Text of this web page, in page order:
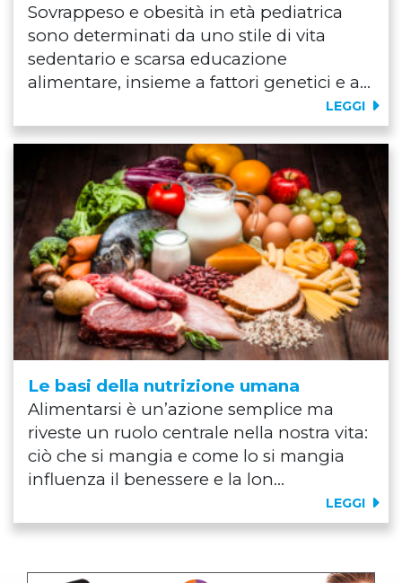
Sovrappeso e obesità in età pediatrica
sono determinati da uno stile di vita
sedentario e scarsa educazione
alimentare, insieme a fattori genetici e a...
LEGGI
Le basi della nutrizione umana
Alimentarsi è un’azione semplice ma
riveste un ruolo centrale nella nostra vita:
ciò che si mangia e come lo si mangia
influenza il benessere e la lon...
LEGGI